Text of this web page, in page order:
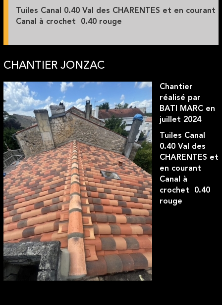
Tuiles Canal 0.40 Val des CHARENTES et en courant
Canal à crochet 0.40 rouge
CHANTIER JONZAC
Chantier
réalisé par
BATI MARC en
juillet 2024
Tuiles Canal
0.40 Val des
CHARENTES et
en courant
Canal à
crochet 0.40
rouge